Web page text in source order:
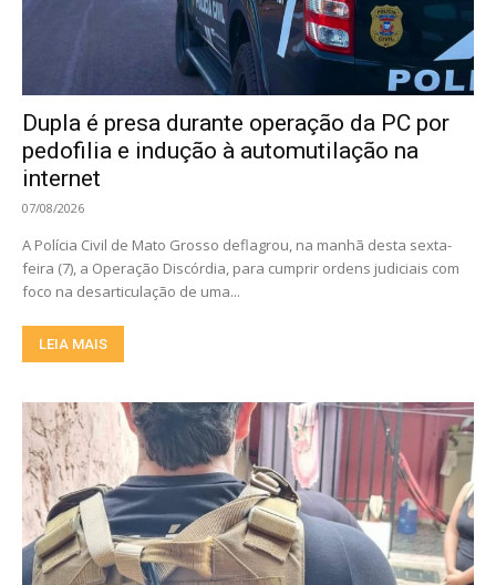
Dupla é presa durante operação da PC por
pedofilia e indução à automutilação na
internet
07/08/2026
A Polícia Civil de Mato Grosso deflagrou, na manhã desta sexta-
feira (7), a Operação Discórdia, para cumprir ordens judiciais com
foco na desarticulação de uma...
LEIA MAIS